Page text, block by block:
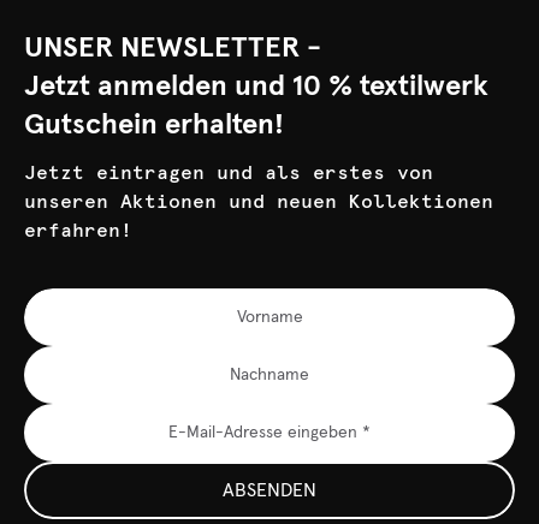
UNSER NEWSLETTER -
Jetzt anmelden und 10 % textilwerk
Gutschein erhalten!
Jetzt eintragen und als erstes von
unseren Aktionen und neuen Kollektionen
erfahren!
ABSENDEN